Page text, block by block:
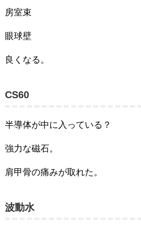
房室束
眼球壁
良くなる。
CS60
半導体が中に入っている？
強力な磁石。
肩甲骨の痛みが取れた。
波動水